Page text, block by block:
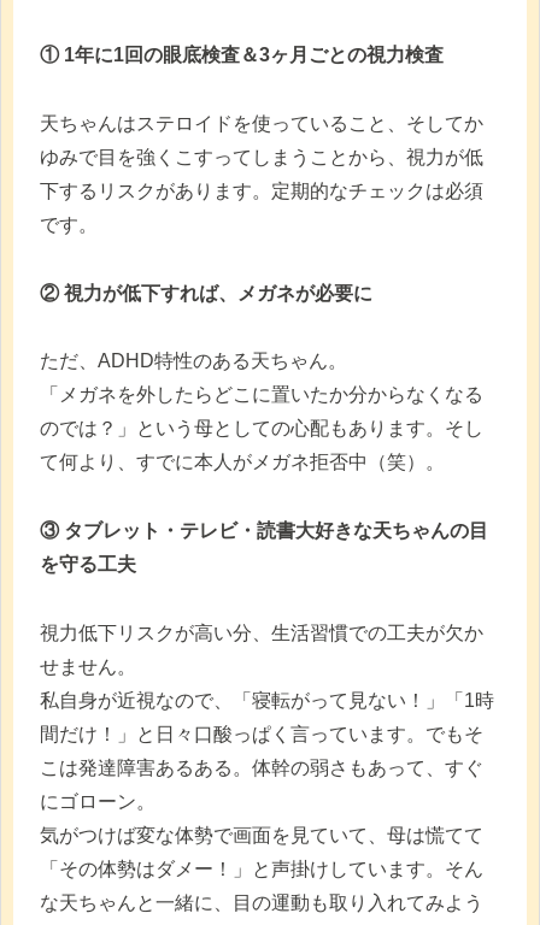
① 1年に1回の眼底検査＆3ヶ月ごとの視力検査
天ちゃんはステロイドを使っていること、そしてか
ゆみで目を強くこすってしまうことから、視力が低
下するリスクがあります。定期的なチェックは必須
です。
② 視力が低下すれば、メガネが必要に
ただ、ADHD特性のある天ちゃん。
「メガネを外したらどこに置いたか分からなくなる
のでは？」という母としての心配もあります。そし
て何より、すでに本人がメガネ拒否中（笑）。
③ タブレット・テレビ・読書大好きな天ちゃんの目
を守る工夫
視力低下リスクが高い分、生活習慣での工夫が欠か
せません。
私自身が近視なので、「寝転がって見ない！」「1時
間だけ！」と日々口酸っぱく言っています。でもそ
こは発達障害あるある。体幹の弱さもあって、すぐ
にゴローン。
気がつけば変な体勢で画面を見ていて、母は慌てて
「その体勢はダメー！」と声掛けしています。そん
な天ちゃんと一緒に、目の運動も取り入れてみよう